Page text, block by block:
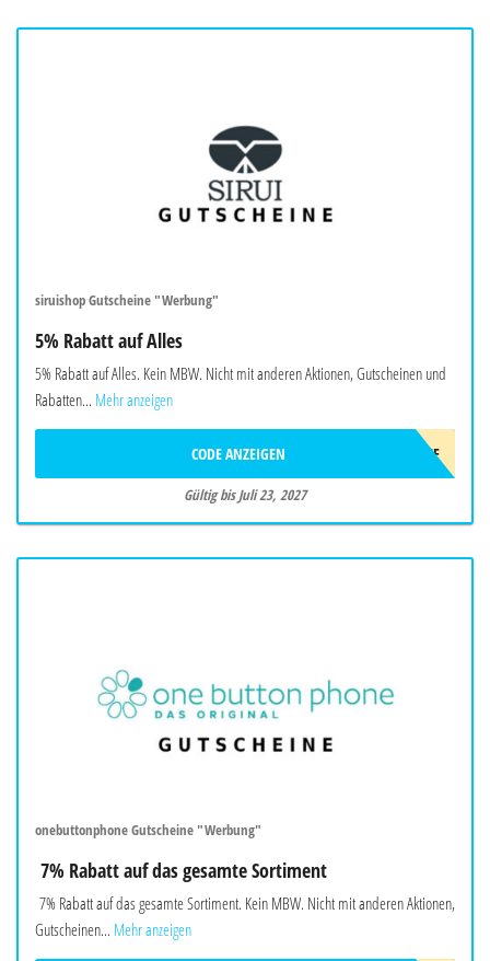
siruishop Gutscheine "Werbung"
5% Rabatt auf Alles
5% Rabatt auf Alles. Kein MBW. Nicht mit anderen Aktionen, Gutscheinen und
Rabatten... Mehr anzeigen
AFF5OFF
CODE ANZEIGEN
Gültig bis Juli 23, 2027
onebuttonphone Gutscheine "Werbung"
7% Rabatt auf das gesamte Sortiment
7% Rabatt auf das gesamte Sortiment. Kein MBW. Nicht mit anderen Aktionen,
Gutscheinen... Mehr anzeigen